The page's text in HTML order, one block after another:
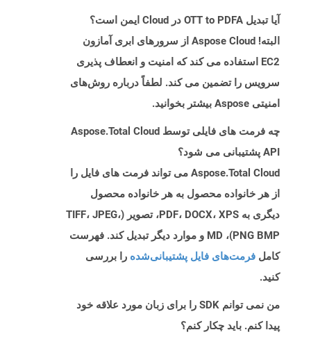
آیا تبدیل OTT to PDFA در Cloud ایمن است؟
البته! Aspose Cloud از سرورهای ابری آمازون
EC2 استفاده می کند که امنیت و انعطاف پذیری
سرویس را تضمین می کند. لطفاً درباره روش‌های
امنیتی Aspose بیشتر بخوانید.
چه فرمت های فایلی توسط Aspose.Total Cloud
API پشتیبانی می شود؟
Aspose.Total Cloud می تواند فرمت های فایل را
از هر خانواده محصول به هر خانواده محصول
دیگری به PDF، DOCX، XPS، تصویر (TIFF، JPEG،
PNG BMP)، MD و موارد دیگر تبدیل کند. فهرست
کامل فرمت‌های فایل پشتیبانی‌شده را بررسی
کنید.
من نمی توانم SDK را برای زبان مورد علاقه خود
پیدا کنم. باید چکار کنم؟